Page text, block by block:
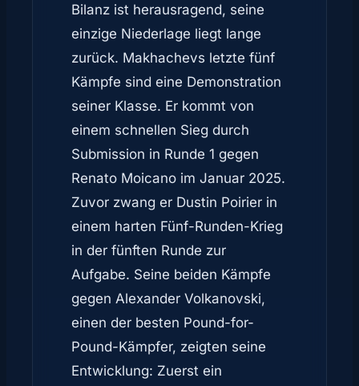
Bilanz ist herausragend, seine
einzige Niederlage liegt lange
zurück. Makhachevs letzte fünf
Kämpfe sind eine Demonstration
seiner Klasse. Er kommt von
einem schnellen Sieg durch
Submission in Runde 1 gegen
Renato Moicano im Januar 2025.
Zuvor zwang er Dustin Poirier in
einem harten Fünf-Runden-Krieg
in der fünften Runde zur
Aufgabe. Seine beiden Kämpfe
gegen Alexander Volkanovski,
einen der besten Pound-for-
Pound-Kämpfer, zeigten seine
Entwicklung: Zuerst ein